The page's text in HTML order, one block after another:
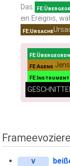
Das
ein Ereignis,
FE:Ursache
FE:Agens Jens
FE:Instrument
V